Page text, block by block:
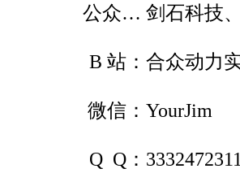
公众号： 剑石科技
B 站： 合众动力
微信： YourJim
Q  Q： 3332472311